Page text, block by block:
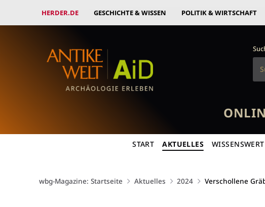
HERDER.DE GESCHICHTE & WISSEN POLITIK & WIRTSCHAFT
START AKTUELLES WISSENSWERT
wbg-Magazine: Startseite Aktuelles 2024 Verschollene